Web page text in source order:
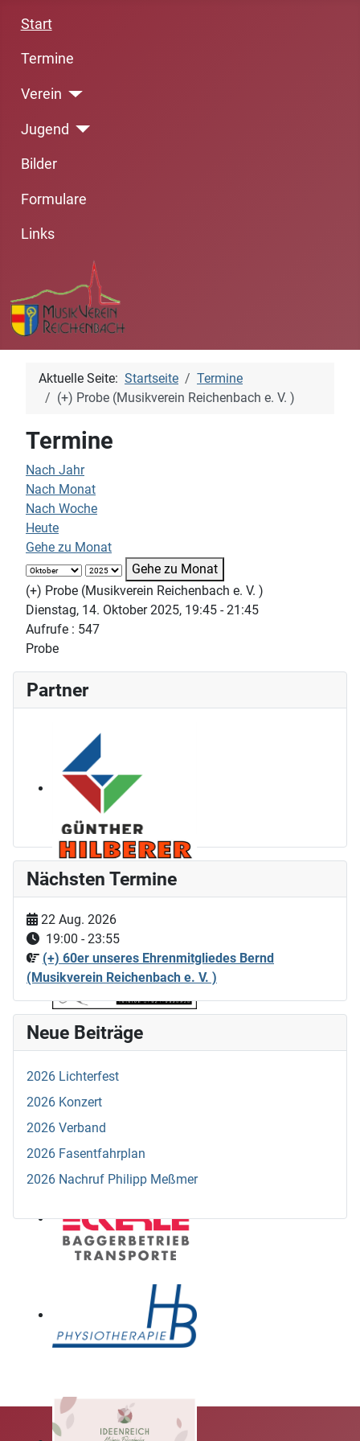
Start
Termine
Verein
Jugend
Bilder
Formulare
Links
Aktuelle Seite: Startseite
Termine
(+) Probe (Musikverein Reichenbach e. V. )
Termine
Nach Jahr
Nach Monat
Nach Woche
Heute
Gehe zu Monat
Gehe zu Monat
(+) Probe (Musikverein Reichenbach e. V. )
Dienstag, 14. Oktober 2025, 19:45 - 21:45
Aufrufe : 547
Probe
Partner
Nächsten Termine
22 Aug. 2026
19:00 -23:55
(+) 60er unseres Ehrenmitgliedes Bernd
(Musikverein Reichenbach e. V. )
Neue Beiträge
2026 Lichterfest
2026 Konzert
2026 Verband
2026 Fasentfahrplan
2026 Nachruf Philipp Meßmer